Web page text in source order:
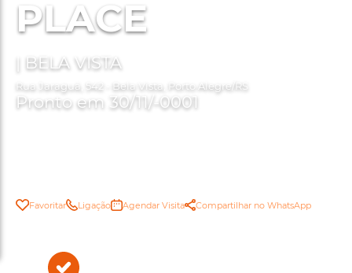
PLACE
| BELA VISTA
Rua Jaraguá, 542 - Bela Vista, Porto Alegre/RS
Pronto em 30/11/-0001
Favoritar Ligação Agendar Visita Compartilhar no WhatsApp